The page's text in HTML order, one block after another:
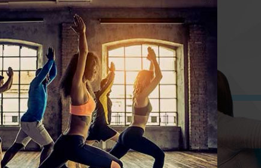
ответить